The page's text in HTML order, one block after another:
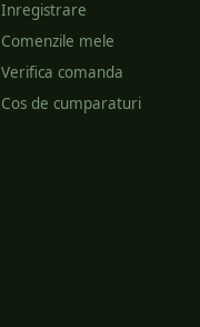
Inregistrare
Comenzile mele
Verifica comanda
Cos de cumparaturi